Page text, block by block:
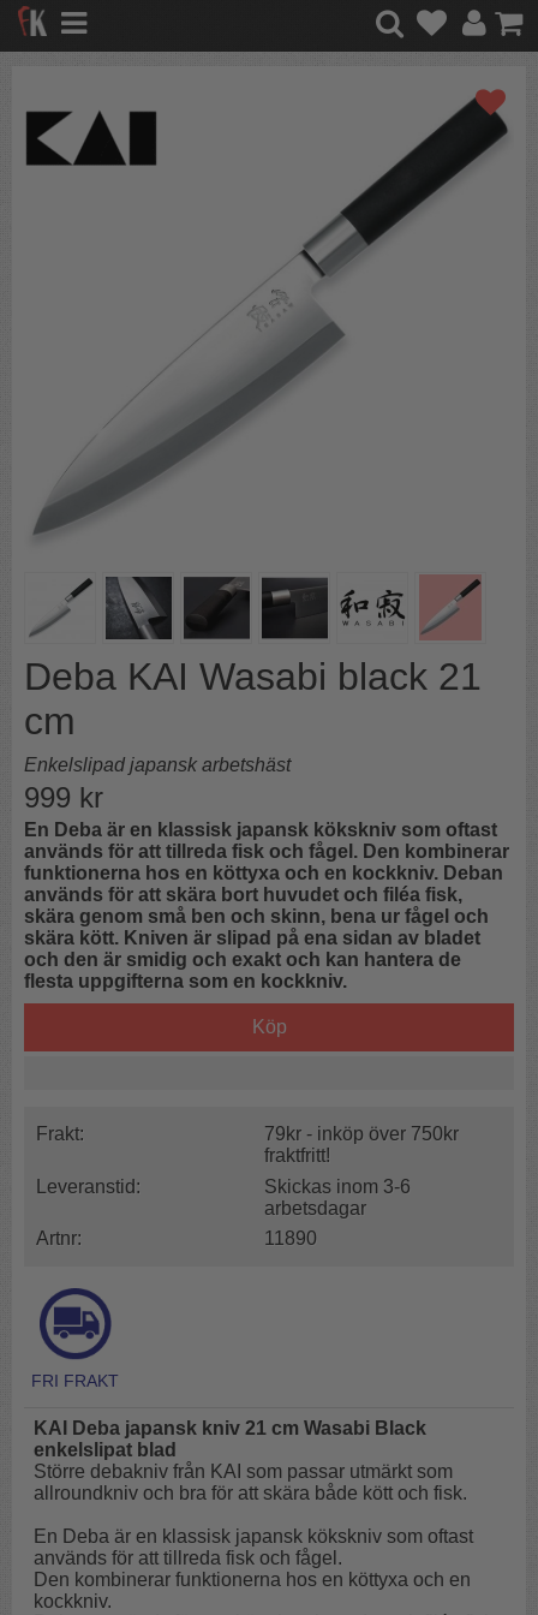
Deba KAI Wasabi black 21
cm
Enkelslipad japansk arbetshäst
999 kr
En Deba är en klassisk japansk kökskniv som oftast
används för att tillreda fisk och fågel. Den kombinerar
funktionerna hos en köttyxa och en kockkniv. Deban
används för att skära bort huvudet och filéa fisk,
skära genom små ben och skinn, bena ur fågel och
skära kött. Kniven är slipad på ena sidan av bladet
och den är smidig och exakt och kan hantera de
flesta uppgifterna som en kockkniv.
Köp
Frakt:
79kr - inköp över 750kr
fraktfritt!
Leveranstid:
Skickas inom 3-6
arbetsdagar
Artnr:
11890
KAI Deba japansk kniv 21 cm Wasabi Black
enkelslipat blad
Större debakniv från KAI som passar utmärkt som
allroundkniv och bra för att skära både kött och fisk.
En Deba är en klassisk japansk kökskniv som oftast
används för att tillreda fisk och fågel.
Den kombinerar funktionerna hos en köttyxa och en
kockkniv.